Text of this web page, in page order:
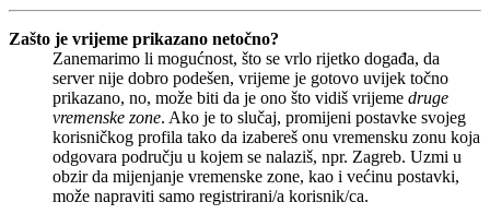
Zašto je vrijeme prikazano netočno?
Zanemarimo li mogućnost, što se vrlo rijetko događa, da
server nije dobro podešen, vrijeme je gotovo uvijek točno
prikazano, no, može biti da je ono što vidiš vrijeme druge
vremenske zone. Ako je to slučaj, promijeni postavke svojeg
korisničkog profila tako da izabereš onu vremensku zonu koja
odgovara području u kojem se nalaziš, npr. Zagreb. Uzmi u
obzir da mijenjanje vremenske zone, kao i većinu postavki,
može napraviti samo registrirani/a korisnik/ca.